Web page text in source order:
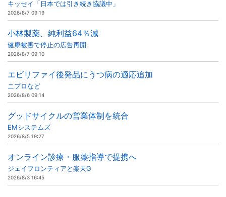
キッセイ「日本では引き続き協議中」
2026/8/7 09:19
小林製薬、純利益64％減
健康被害で停止の広告再開
2026/8/7 09:10
エビリファイ後発品にうつ病の適応追加
ニプロなど
2026/8/6 09:14
グッドサイクルの営業体制を統合
EMシステムズ
2026/8/5 19:27
オンライン診療・服薬指導で提携へ
ジェイフロンティアと楽天G
2026/8/3 16:45